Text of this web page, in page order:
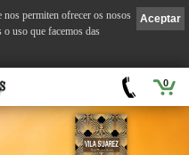
0
Aceptar
nos permiten ofrecer os nosos
uso que facemos das